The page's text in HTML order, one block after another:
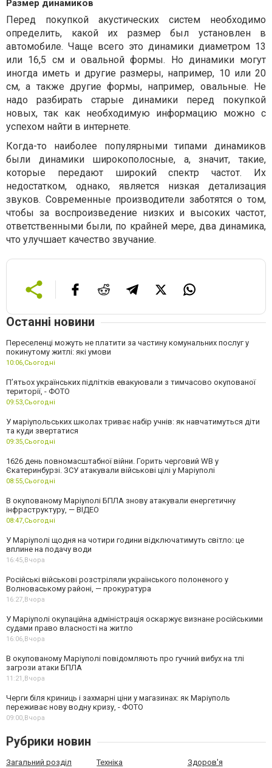
Размер динамиков
Перед покупкой акустических систем необходимо
определить, какой их размер был установлен в
автомобиле. Чаще всего это динамики диаметром 13
или 16,5 см и овальной формы. Но динамики могут
иногда иметь и другие размеры, например, 10 или 20
см, а также другие формы, например, овальные. Не
надо разбирать старые динамики перед покупкой
новых, так как необходимую информацию можно с
успехом найти в интернете.
Когда-то наиболее популярными типами динамиков
были динамики широкополосные, а, значит, такие,
которые передают широкий спектр частот. Их
недостатком, однако, является низкая детализация
звуков. Современные производители заботятся о том,
чтобы за воспроизведение низких и высоких частот,
ответственными были, по крайней мере, два динамика,
что улучшает качество звучание.
Останні новини
Переселенці можуть не платити за частину комунальних послуг у
покинутому житлі: які умови
10:06,Сьогодні
П’ятьох українських підлітків евакуювали з тимчасово окупованої
території, - ФОТО
09:53,Сьогодні
У маріупольських школах триває набір учнів: як навчатимуться діти
та куди звертатися
09:35,Сьогодні
1626 день повномасштабної війни. Горить черговий WB у
Єкатеринбурзі. ЗСУ атакували військові цілі у Маріуполі
08:55,Сьогодні
В окупованому Маріуполі БПЛА знову атакували енергетичну
інфраструктуру, — ВІДЕО
08:47,Сьогодні
У Маріуполі щодня на чотири години відключатимуть світло: це
вплине на подачу води
16:45, Вчора
Російські військові розстріляли українського полоненого у
Волноваському районі, — прокуратура
16:27, Вчора
У Маріуполі окупаційна адміністрація оскаржує визнане російськими
судами право власності на житло
16:06, Вчора
В окупованому Маріуполі повідомляють про гучний вибух на тлі
загрози атаки БПЛА
11:21, Вчора
Черги біля криниць і захмарні ціни у магазинах: як Маріуполь
переживає нову водну кризу, - ФОТО
09:00, Вчора
Рубрики новин
Загальний розділ Техніка Здоров'я